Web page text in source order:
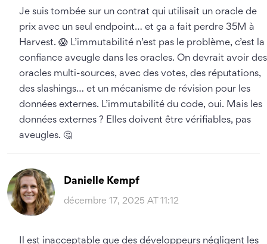
Je suis tombée sur un contrat qui utilisait un oracle de
prix avec un seul endpoint… et ça a fait perdre 35M à
Harvest. 😱 L’immutabilité n’est pas le problème, c’est la
confiance aveugle dans les oracles. On devrait avoir des
oracles multi-sources, avec des votes, des réputations,
des slashings… et un mécanisme de révision pour les
données externes. L’immutabilité du code, oui. Mais les
données externes ? Elles doivent être vérifiables, pas
aveugles. 🤔
Danielle Kempf
décembre 17, 2025 AT 11:12
Il est inacceptable que des développeurs négligent les